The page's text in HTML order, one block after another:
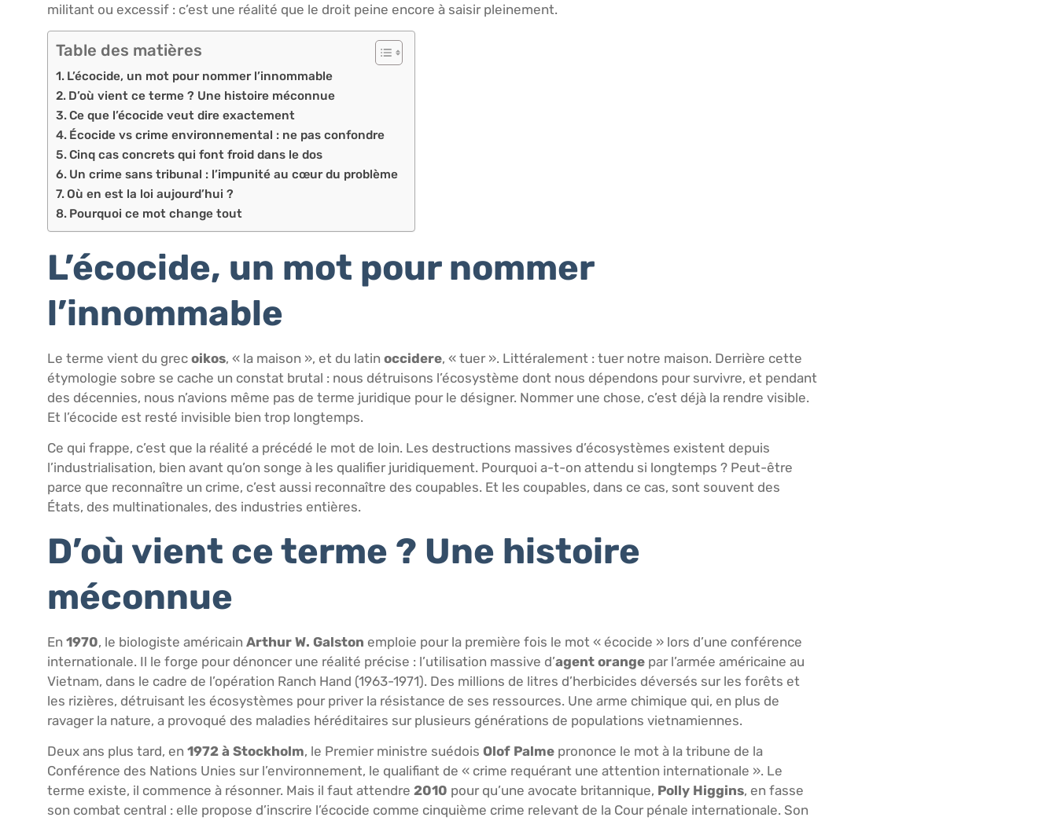
militant ou excessif : c’est une réalité que le droit peine encore à saisir pleinement.
Table des matières
L’écocide, un mot pour nommer l’innommable
D’où vient ce terme ? Une histoire méconnue
Ce que l’écocide veut dire exactement
Écocide vs crime environnemental : ne pas confondre
Cinq cas concrets qui font froid dans le dos
Un crime sans tribunal : l’impunité au cœur du problème
Où en est la loi aujourd’hui ?
Pourquoi ce mot change tout
L’écocide, un mot pour nommer
l’innommable
Le terme vient du grec oikos, « la maison », et du latin occidere, « tuer ». Littéralement : tuer notre maison. Derrière cette
étymologie sobre se cache un constat brutal : nous détruisons l’écosystème dont nous dépendons pour survivre, et pendant
des décennies, nous n’avions même pas de terme juridique pour le désigner. Nommer une chose, c’est déjà la rendre visible.
Et l’écocide est resté invisible bien trop longtemps.
Ce qui frappe, c’est que la réalité a précédé le mot de loin. Les destructions massives d’écosystèmes existent depuis
l’industrialisation, bien avant qu’on songe à les qualifier juridiquement. Pourquoi a-t-on attendu si longtemps ? Peut-être
parce que reconnaître un crime, c’est aussi reconnaître des coupables. Et les coupables, dans ce cas, sont souvent des
États, des multinationales, des industries entières.
D’où vient ce terme ? Une histoire
méconnue
En 1970, le biologiste américain Arthur W. Galston emploie pour la première fois le mot « écocide » lors d’une conférence
internationale. Il le forge pour dénoncer une réalité précise : l’utilisation massive d’agent orange par l’armée américaine au
Vietnam, dans le cadre de l’opération Ranch Hand (1963-1971). Des millions de litres d’herbicides déversés sur les forêts et
les rizières, détruisant les écosystèmes pour priver la résistance de ses ressources. Une arme chimique qui, en plus de
ravager la nature, a provoqué des maladies héréditaires sur plusieurs générations de populations vietnamiennes.
Deux ans plus tard, en 1972 à Stockholm, le Premier ministre suédois Olof Palme prononce le mot à la tribune de la
Conférence des Nations Unies sur l’environnement, le qualifiant de « crime requérant une attention internationale ». Le
terme existe, il commence à résonner. Mais il faut attendre 2010 pour qu’une avocate britannique, Polly Higgins, en fasse
son combat central : elle propose d’inscrire l’écocide comme cinquième crime relevant de la Cour pénale internationale. Son